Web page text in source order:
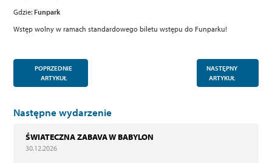
Gdzie:Funpark
Wstęp wolny w ramach standardowego biletu wstępu do Funparku!
NASTĘPNY
ARTYKUŁ
POPRZEDNIE
ARTYKUŁ
Następne wydarzenie
ŚWIATECZNA ZABAVA W BABYLON
30.12.2026